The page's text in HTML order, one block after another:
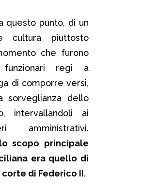
questo punto, di un
cultura piuttosto
che furono
regi a
di comporre versi,
sorveglianza dello
intervallandoli ai
amministrativi.
lo scopo principale
era quello di
di Federico II.